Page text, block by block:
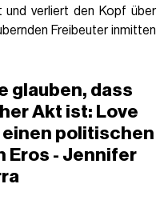
verliert den Kopf über
Freibeuter inmitten
glauben, dass
Akt ist: Love
politischen
Eros - Jennifer